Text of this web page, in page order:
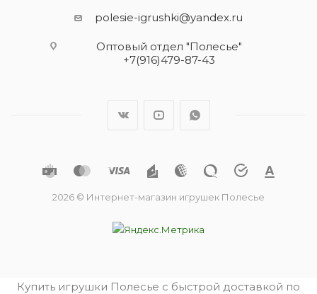
polesie-igrushki@yandex.ru
Оптовый отдел "Полесье"
+7(916)479-87-43
2026 © Интернет-магазин игрушек Полесье
Купить игрушки Полесье с быстрой доставкой по